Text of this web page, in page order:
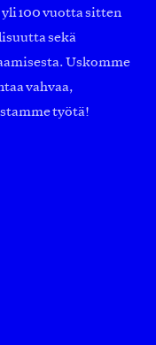
100 vuotta sitten
sekä
Uskomme
vahvaa,
työtä!